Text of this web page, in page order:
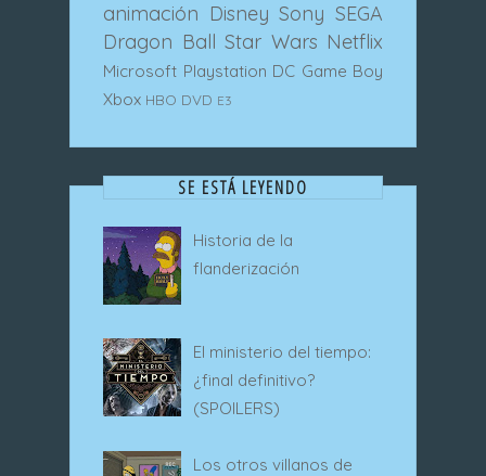
animación Disney Sony SEGA
Dragon Ball Star Wars Netflix
Microsoft Playstation DC Game Boy
Xbox HBO DVD E3
SE ESTÁ LEYENDO
Historia de la
flanderización
El ministerio del tiempo:
¿final definitivo?
(SPOILERS)
Los otros villanos de